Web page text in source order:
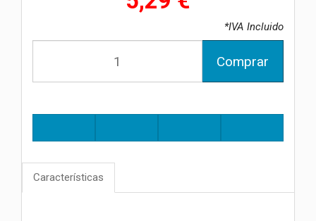
*IVA Incluido
Comprar
Características